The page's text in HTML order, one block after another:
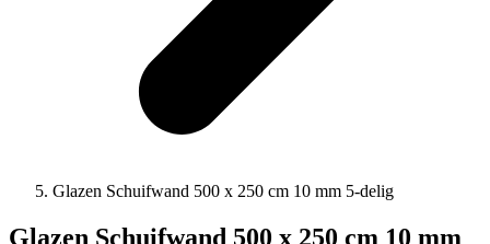
Glazen Schuifwand 500 x 250 cm 10 mm 5-delig
Glazen Schuifwand 500 x 250 cm 10 mm